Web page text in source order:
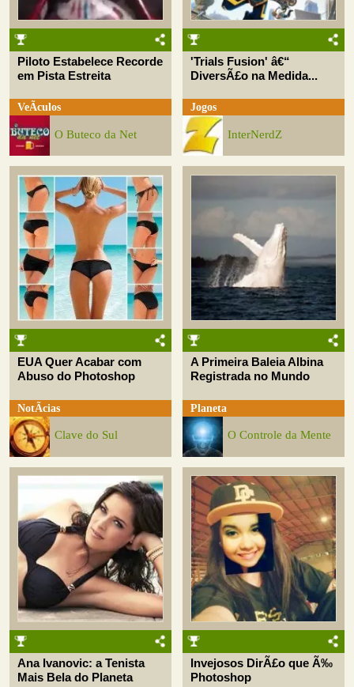
Piloto Estabelece Recorde
em Pista Estreita
VeÃ­culos
O Buteco da Net
'Trials Fusion' â€“
DiversÃ£o na Medida...
Jogos
InterNerdZ
EUA Quer Acabar com
Abuso do Photoshop
NotÃ­cias
Clave do Sul
A Primeira Baleia Albina
Registrada no Mundo
Planeta
O Controle da Mente
Ana Ivanovic: a Tenista
Mais Bela do Planeta
Invejosos DirÃ£o que Ã‰
Photoshop